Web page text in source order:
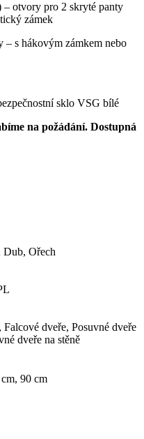
– otvory pro 2 skryté panty
zámek
– s hákovým zámkem nebo
sklo VSG bílé
na požádání. Dostupná
Ořech
dveře, Posuvné dveře
dveře na stěně
90 cm